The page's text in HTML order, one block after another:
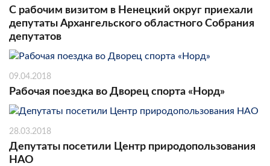
С рабочим визитом в Ненецкий округ приехали
депутаты Архангельского областного Собрания
депутатов
09.04.2018
Рабочая поездка во Дворец спорта «Норд»
28.03.2018
Депутаты посетили Центр природопользования
НАО